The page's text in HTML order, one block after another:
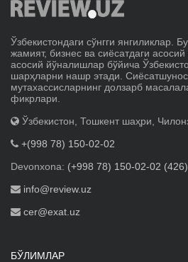
Ўзбекистондаги сўнгги янгиликлар.
жамият, бизнес ва сиёсатдаги
асосий йўналишлар бўйича
шарҳларни нашр этади.
мутахассисларнинг долзарб
фикрлари.
Ўзбекистон, Тошкент шаҳри,
+(998 78) 150-02-02
Devonxona: (+998 78) 150-02-02 (426)
info@review.uz
cer@exat.uz
БЎЛИМЛАР